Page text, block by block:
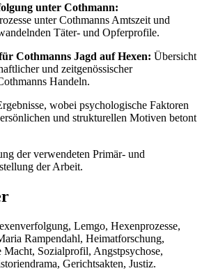
unter Cothmann:
unter Cothmanns Amtszeit und
Täter- und Opferprofile.
Cothmanns Jagd auf Hexen: Übersicht
und zeitgenössischer
Handeln.
wobei psychologische Faktoren
und strukturellen Motiven betont
der verwendeten Primär- und
der Arbeit.
Lemgo, Hexenprozesse,
Rampendahl, Heimatforschung,
Macht, Sozialprofil, Angstpsychose,
Gerichtsakten, Justiz.